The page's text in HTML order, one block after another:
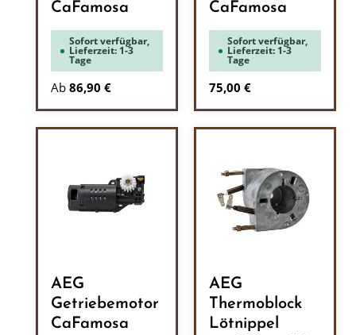
CaFamosa
Sofort verfügbar,
Lieferzeit: 1-3
Tage
Ab 86,90 €
CaFamosa
Sofort verfügbar,
Lieferzeit: 1-3
Tage
Regulärer Preis:
75,00 €
AEG
Getriebemotor
CaFamosa
AEG
Thermoblock
Lötnippel